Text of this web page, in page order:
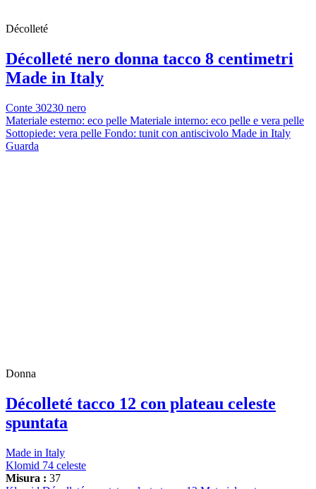
Décolleté
Décolleté nero donna tacco 8 centimetri
Made in Italy
Conte 30230 nero
Materiale esterno: eco pelle Materiale interno: eco pelle e vera pelle
Sottopiede: vera pelle Fondo: tunit con antiscivolo Made in Italy
Guarda
Donna
Décolleté tacco 12 con plateau celeste
spuntata
Made in Italy
Klomid 74 celeste
Misura : 37